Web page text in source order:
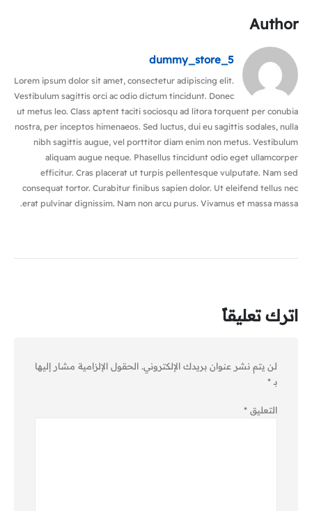
Author
dummy_store_5
Lorem ipsum dolor sit amet, consectetur adipiscing elit.
Vestibulum sagittis orci ac odio dictum tincidunt. Donec
ut metus leo. Class aptent taciti sociosqu ad litora torquent per conubia
nostra, per inceptos himenaeos. Sed luctus, dui eu sagittis sodales, nulla
nibh sagittis augue, vel porttitor diam enim non metus. Vestibulum
aliquam augue neque. Phasellus tincidunt odio eget ullamcorper
efficitur. Cras placerat ut turpis pellentesque vulputate. Nam sed
consequat tortor. Curabitur finibus sapien dolor. Ut eleifend tellus nec
erat pulvinar dignissim. Nam non arcu purus. Vivamus et massa massa.
اترك تعليقاً
لن يتم نشر عنوان بريدك الإلكتروني. الحقول الإلزامية مشار إليها
بـ*
التعليق *